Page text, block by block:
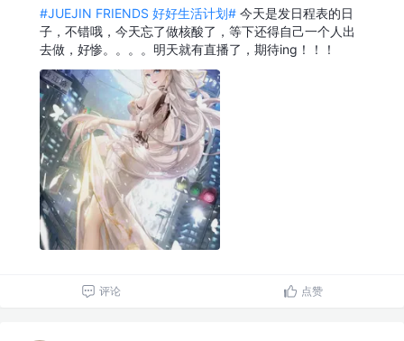
#JUEJIN FRIENDS 好好生活计划# 今天是发日程表的日
子，不错哦，今天忘了做核酸了，等下还得自己一个人出
去做，好惨。。。。明天就有直播了，期待ing！！！
评论 点赞